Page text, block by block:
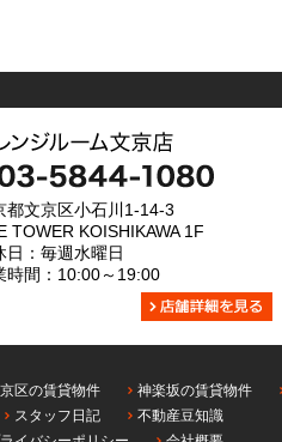
都文京区小石川1-14-3
TOWER KOISHIKAWA 1F
日：毎週水曜日
時間：10:00～19:00
区の賃貸物件
神楽坂の賃貸物件
スタッフ日記
不動産豆知識